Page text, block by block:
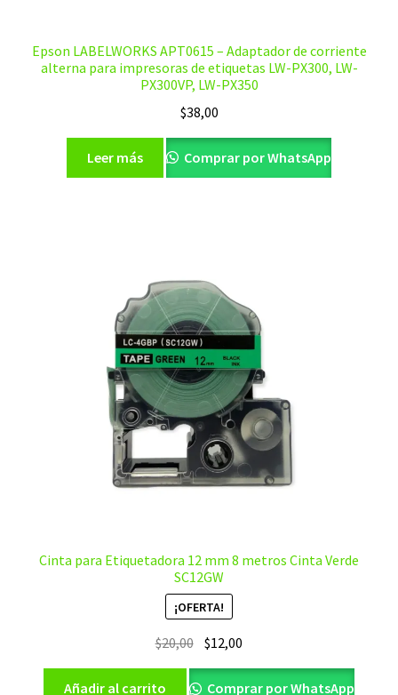
Epson LABELWORKS APT0615 – Adaptador de corriente
alterna para impresoras de etiquetas LW-PX300, LW-
PX300VP, LW-PX350
$38,00
Leer más Comprar por WhatsApp
Cinta para Etiquetadora 12 mm 8 metros Cinta Verde
SC12GW
¡OFERTA!
$20,00 El
precio
original
$12,00
precio
actual
Añadir al carrito Comprar por WhatsApp